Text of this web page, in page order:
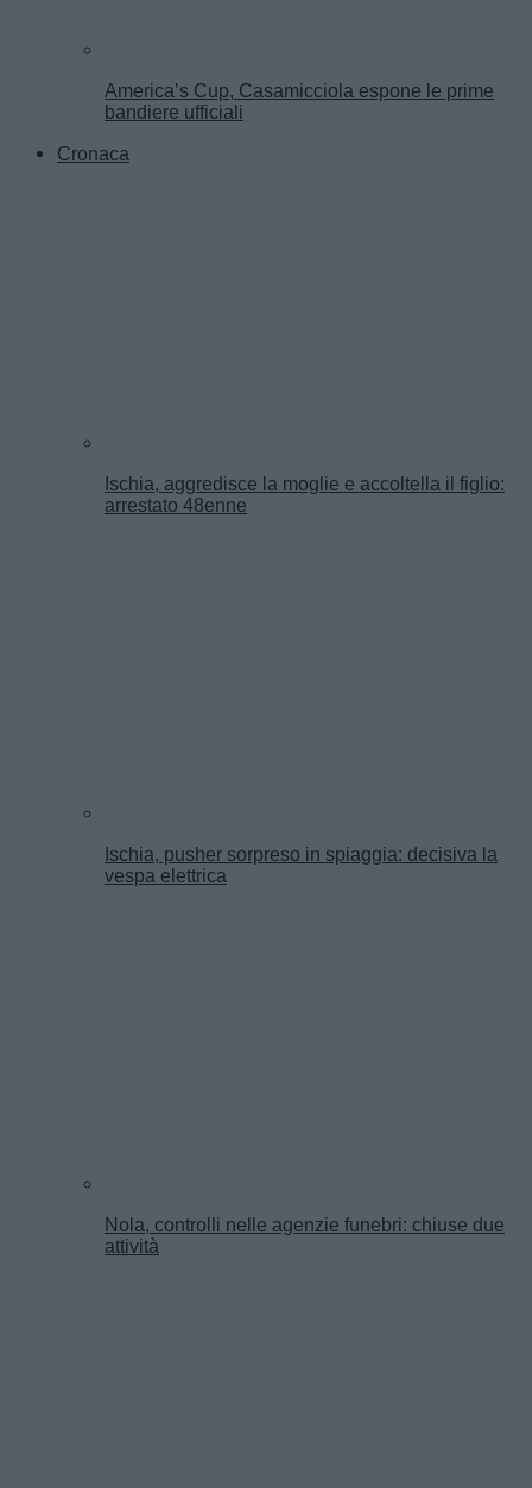
America’s Cup, Casamicciola espone le prime
bandiere ufficiali
Cronaca
Ischia, aggredisce la moglie e accoltella il figlio:
arrestato 48enne
Ischia, pusher sorpreso in spiaggia: decisiva la
vespa elettrica
Nola, controlli nelle agenzie funebri: chiuse due
attività